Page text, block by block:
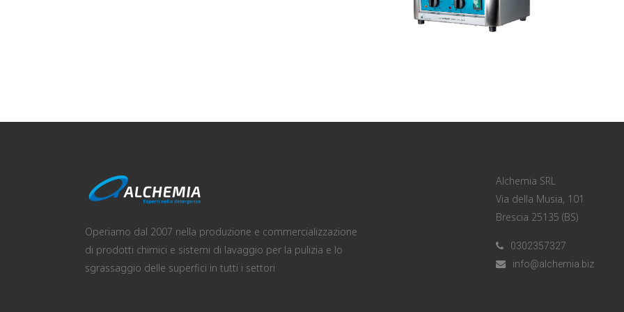
Operiamo dal 2007 nella produzione e commercializzazione
di prodotti chimici e sistemi di lavaggio per la pulizia e lo
sgrassaggio delle superfici in tutti i settori
Alchemia SRL
Via della Musia, 101
Brescia 25135 (BS)
0302357327
info@alchemia.biz